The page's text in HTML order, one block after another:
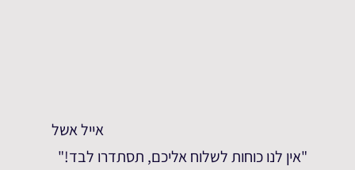
אייל אשל
"אין לנו כוחות לשלוח אליכם, תסתדרו לבד!"